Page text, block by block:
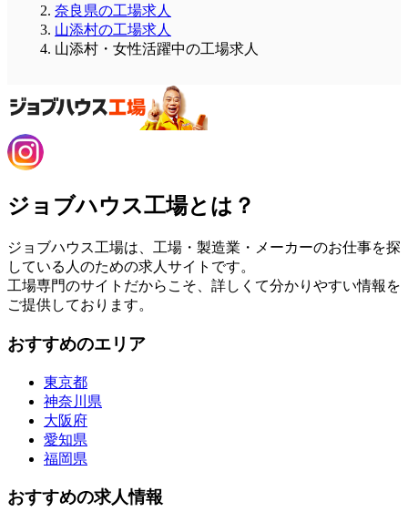
奈良県の工場求人
山添村の工場求人
山添村・女性活躍中の工場求人
ジョブハウス工場とは？
ジョブハウス工場は、工場・製造業・メーカーのお仕事を探
している人のための求人サイトです。
工場専門のサイトだからこそ、詳しくて分かりやすい情報を
ご提供しております。
おすすめのエリア
東京都
神奈川県
大阪府
愛知県
福岡県
おすすめの求人情報